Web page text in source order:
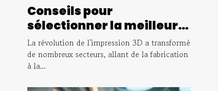
Conseils pour
sélectionner la meilleure
imprimante 3D résine
pour vos projets
La révolution de l'impression 3D a transformé
de nombreux secteurs, allant de la fabrication
à la...